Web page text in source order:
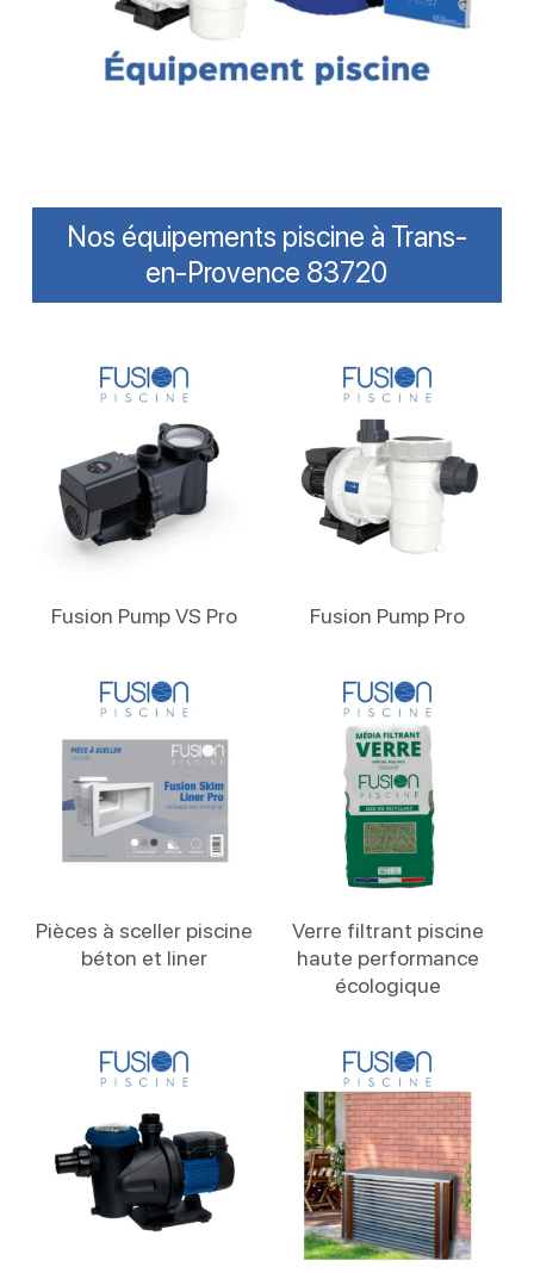
Nos équipements piscine à Trans-
en-Provence 83720
Fusion Pump VS Pro Fusion Pump Pro
Pièces à sceller piscine
béton et liner
Verre filtrant piscine
haute performance
écologique